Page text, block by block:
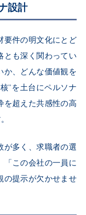
設計
要件の明文化にとど
とも深く関わってい
か、どんな価値観を
”を土台にペルソナ
を超えた共感性の高
が多く、求職者の選
「この会社の一員に
の提示が欠かせませ